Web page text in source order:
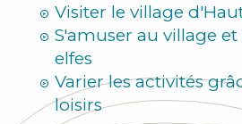
Visiter le village
S'amuser au village et
elfes
Varier les activités
loisirs